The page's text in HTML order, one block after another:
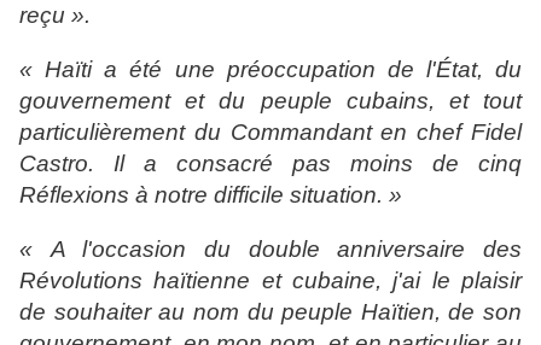
reçu ».
« Haïti a été une préoccupation de l'État, du
gouvernement et du peuple cubains, et tout
particulièrement du Commandant en chef Fidel
Castro. Il a consacré pas moins de cinq
Réflexions à notre difficile situation. »
« A l'occasion du double anniversaire des
Révolutions haïtienne et cubaine, j'ai le plaisir
de souhaiter au nom du peuple Haïtien, de son